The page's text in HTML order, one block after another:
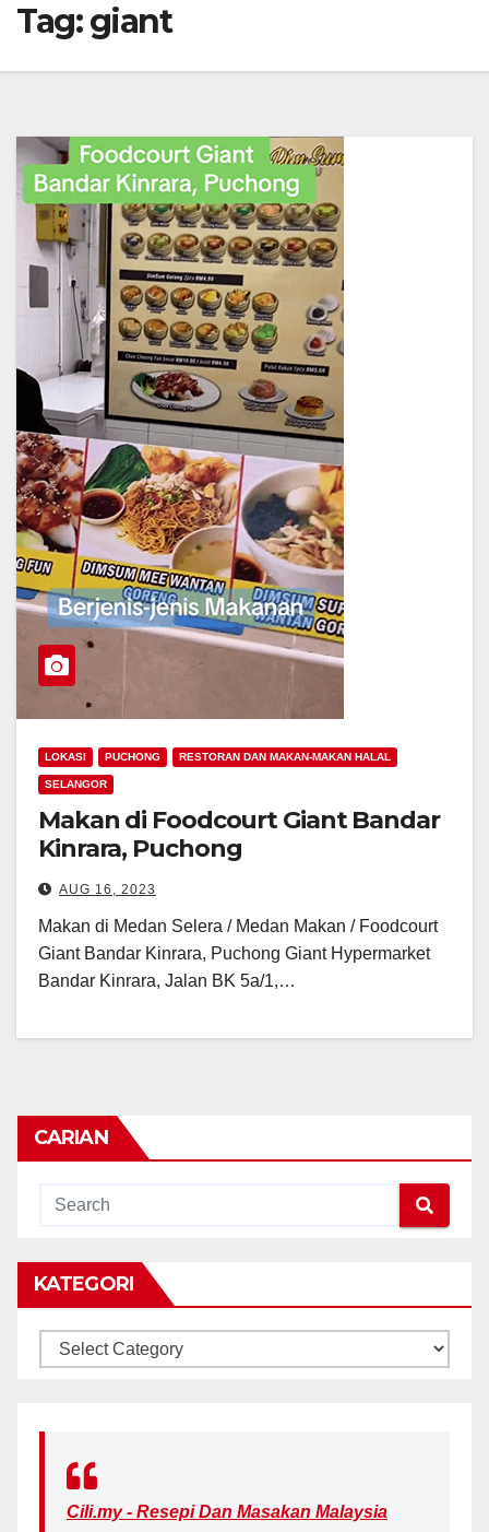
Tag:giant
LOKASI PUCHONG RESTORAN DAN MAKAN-MAKAN HALAL
SELANGOR
Makan di Foodcourt Giant Bandar
Kinrara, Puchong
AUG 16, 2023
Makan di Medan Selera / Medan Makan / Foodcourt
Giant Bandar Kinrara, Puchong Giant Hypermarket
Bandar Kinrara, Jalan BK 5a/1,…
CARIAN
KATEGORI
KATEGORI
Cili.my - Resepi Dan Masakan Malaysia